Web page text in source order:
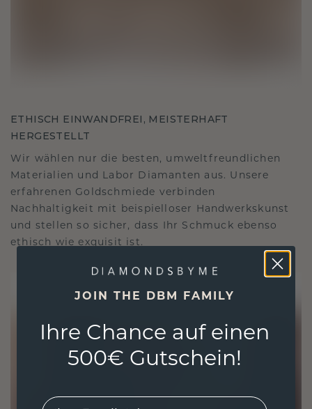
ETHISCH EINWANDFREI, MEISTERHAFT
HERGESTELLT
Wir wählen nur die besten, umweltfreundlichen
Materialien und Labor Diamanten aus. Unsere
erfahrenen Goldschmiede verbinden
Nachhaltigkeit mit beispielloser Handwerkskunst
und stellen so sicher, dass Ihr Schmuck ebenso
ethisch wie exquisit ist.
JOIN THE DBM FAMILY
Ihre Chance auf einen
500€ Gutschein!
EMail